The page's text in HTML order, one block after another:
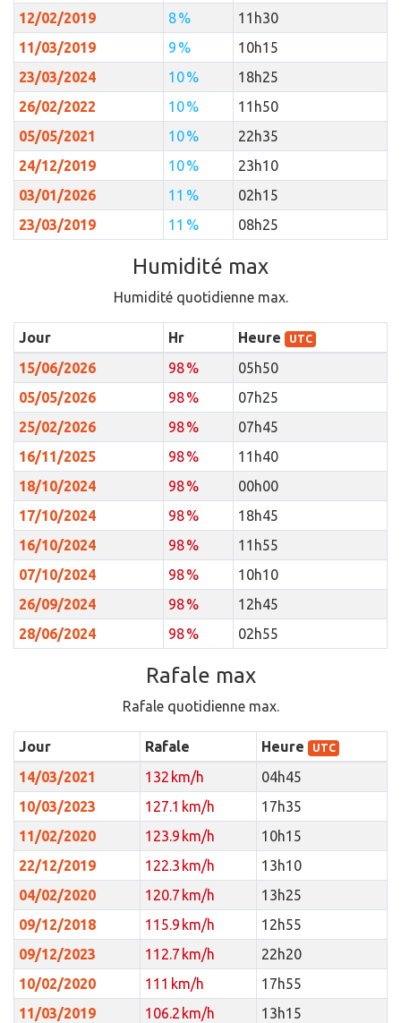
12/02/2019 8 %
11h30
11/03/2019
9 %
10h15
23/03/2024
10 %
18h25
26/02/2022
10 %
11h50
05/05/2021
10 %
22h35
24/12/2019
10 %
23h10
03/01/2026
11 %
02h15
23/03/2019
11 % 08h25
Humidité max
Humidité quotidienne max.
Jour Hr Heure UTC
15/06/2026 98 %
05h50
05/05/2026
98 %
07h25
25/02/2026
98 %
07h45
16/11/2025
98 %
11h40
18/10/2024
98 %
00h00
17/10/2024
98 %
18h45
16/10/2024
98 %
11h55
07/10/2024
98 %
10h10
26/09/2024
98 %
12h45
28/06/2024
98 % 02h55
Rafale max
Rafale quotidienne max.
Jour Rafale Heure UTC
14/03/2021 132 km/h
04h45
10/03/2023
127.1 km/h
17h35
11/02/2020
123.9 km/h
10h15
22/12/2019
122.3 km/h
13h10
04/02/2020
120.7 km/h
13h25
09/12/2018
115.9 km/h
12h55
09/12/2023
112.7 km/h
22h20
10/02/2020
111 km/h
17h55
11/03/2019
106.2 km/h
13h15